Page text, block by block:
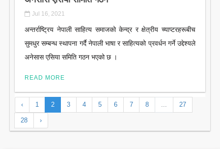
Jul 16, 2021
अन्तर्राष्ट्रिय नेपाली साहित्य समाजको केन्द्र र क्षेत्रीय च्याप्टरहरूबीच
सुमधुर सम्बन्ध स्थापना गर्दै नेपाली भाषा र साहित्यको प्रवर्धन गर्ने उद्देश्यले
अनेसास एसिया समिति गठन भएको छ ।
READ MORE
‹ 1 2 3 4 5 6 7 8 27
28 ›